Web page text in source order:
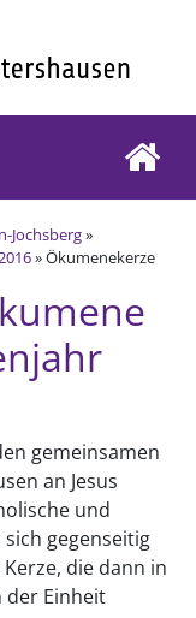
Jochsberg»
» Ökumenekerze
gemeinsamen
an Jesus
und
gegenseitig
die dann in
der Einheit